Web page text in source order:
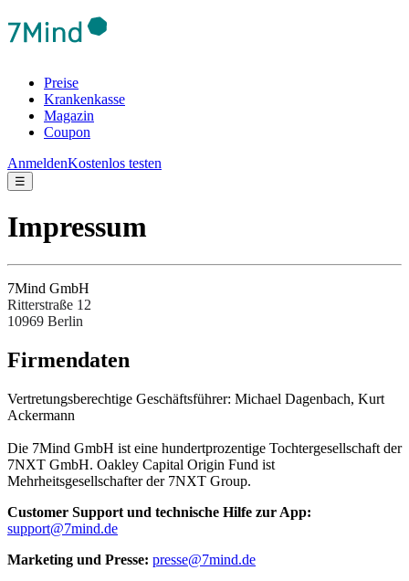
Preise
Krankenkasse
Magazin
Coupon
AnmeldenKostenlos testen
☰
Impressum
7Mind GmbH
Ritterstraße 12
10969 Berlin
Fir­men­da­ten
Ver­tre­tungs­be­rech­tige Ges­chäftsfüh­rer: Michael Dagenbach, Kurt
Ackermann
Die 7Mind GmbH ist eine hundertprozentige Tochtergesellschaft der
7NXT GmbH. Oakley Capital Origin Fund ist
Mehrheitsgesellschafter der 7NXT Group.
Cus­to­mer Sup­port und tech­nische Hilfe zur App:
support@7mind.de
Mar­ke­ting und Presse: presse@7mind.de